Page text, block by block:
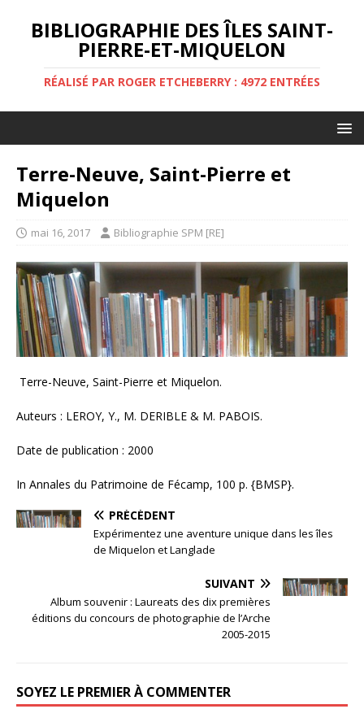
BIBLIOGRAPHIE DES ÎLES SAINT-
PIERRE-ET-MIQUELON
RÉALISÉ PAR ROGER ETCHEBERRY : 4972 ENTRÉES
Terre-Neuve, Saint-Pierre et
Miquelon
mai 16, 2017 Bibliographie SPM [RE]
Terre-Neuve, Saint-Pierre et Miquelon.
Auteurs : LEROY, Y., M. DERIBLE & M. PABOIS.
Date de publication : 2000
In Annales du Patrimoine de Fécamp, 100 p. {BMSP}.
PRÉCÉDENT
Expérimentez une aventure unique dans les îles
de Miquelon et Langlade
SUIVANT
Album souvenir : Laureats des dix premières
éditions du concours de photographie de l’Arche
2005-2015
SOYEZ LE PREMIER À COMMENTER